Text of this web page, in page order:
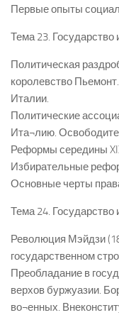
Первые опыты
Тема 23.
Политическая
королевство
Италии.
Политические
Ита¬лию.
Реформы середины
Избирательные
Основные черты
Тема 24.
Революция Мэйдзи
государственном
Преобладание в
верхов буржуазии.
во¬енных.